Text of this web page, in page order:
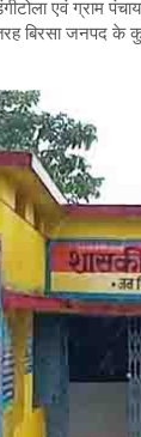
एवं ग्राम
बिरसा जनपद